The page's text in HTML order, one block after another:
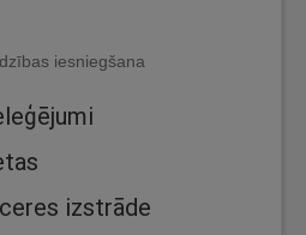
iesniegšana
izstrāde